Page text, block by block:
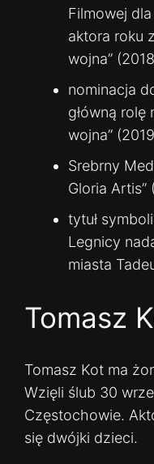
Filmowej
aktora roku
wojna”
nominacja
główną rolę
wojna”
Srebrny
Gloria Artis”
tytuł
Legnicy
miasta
Tomasz
Tomasz Kot ma
Wzięli ślub 30
Częstochowie.
się dwójki dzieci.